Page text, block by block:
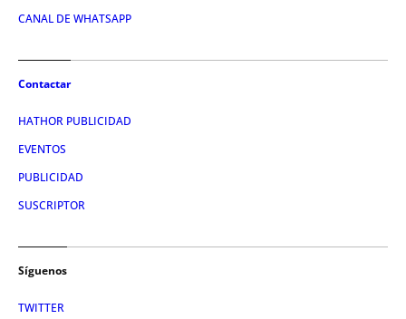
CANAL DE WHATSAPP
Contactar
HATHOR PUBLICIDAD
EVENTOS
PUBLICIDAD
SUSCRIPTOR
Síguenos
TWITTER